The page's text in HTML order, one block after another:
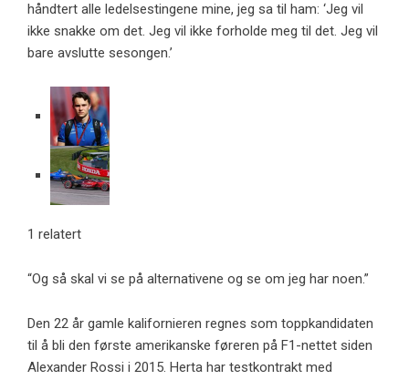
håndtert alle ledelsestingene mine, jeg sa til ham: ‘Jeg vil
ikke snakke om det. Jeg vil ikke forholde meg til det. Jeg vil
bare avslutte sesongen.’
1 relatert
“Og så skal vi se på alternativene og se om jeg har noen.”
Den 22 år gamle kalifornieren regnes som toppkandidaten
til å bli den første amerikanske føreren på F1-nettet siden
Alexander Rossi i 2015. Herta har testkontrakt med